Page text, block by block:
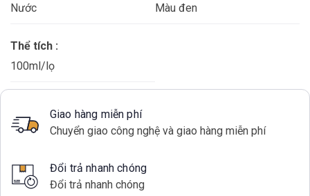
Nước
Màu đen
Thể tích :
100ml/lọ
Giao hàng miễn phí
Chuyển giao công nghệ và giao hàng miễn phí
Đổi trả nhanh chóng
Đổi trả nhanh chóng